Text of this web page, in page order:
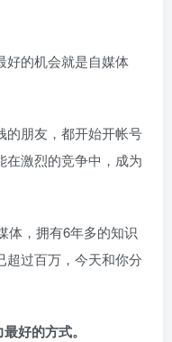
好的机会就是自媒体
的朋友，都开始开帐号
在激烈的竞争中，成为
体，拥有6年多的知识
超过百万，今天和你分
好的方式。